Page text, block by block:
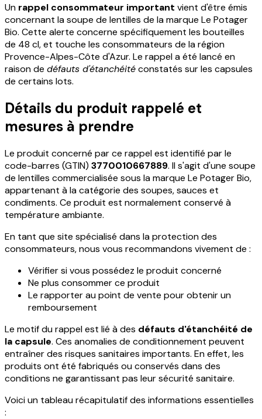
Un rappel consommateur important vient d'être émis
concernant la soupe de lentilles de la marque Le Potager
Bio. Cette alerte concerne spécifiquement les bouteilles
de 48 cl, et touche les consommateurs de la région
Provence-Alpes-Côte d'Azur. Le rappel a été lancé en
raison de défauts d'étanchéitéconstatés sur les capsules
de certains lots.
Détails du produit rappelé et
mesures à prendre
Le produit concerné par ce rappel est identifié par le
code-barres (GTIN) 3770010667889. Il s'agit d'une soupe
de lentilles commercialisée sous la marque Le Potager Bio,
appartenant à la catégorie des soupes, sauces et
condiments. Ce produit est normalement conservé à
température ambiante.
En tant que site spécialisé dans la protection des
consommateurs, nous vous recommandons vivement de :
Vérifier si vous possédez le produit concerné
Ne plus consommer ce produit
Le rapporter au point de vente pour obtenir un
remboursement
Le motif du rappel est lié à des défauts d'étanchéité de
la capsule. Ces anomalies de conditionnement peuvent
entraîner des risques sanitaires importants. En effet, les
produits ont été fabriqués ou conservés dans des
conditions ne garantissant pas leur sécurité sanitaire.
Voici un tableau récapitulatif des informations essentielles
: